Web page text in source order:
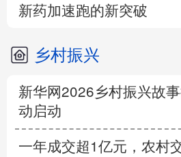
新药加速跑的新突破
乡村振兴
新华网2026乡村振兴故
动启动
一年成交超1亿元，农村